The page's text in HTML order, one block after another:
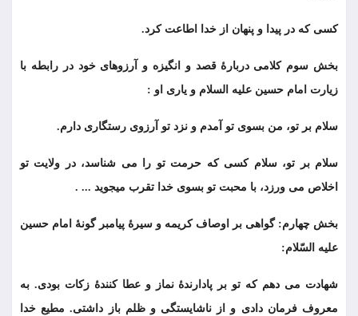
کسی که در پیدا و پنهان از خدا اطاعت کرد.
بخش سوم کلامی دربارۀ قصد و انگیزه و آرزوهای خود در رابطه با
زیارت امام حسین علیه السلام و یاری او :
سلام بر تو، من بسوی تو آمدم و نزد تو آرزوی رستگاری دارم.
سلام بر تو، سلام کسی که حرمت تو را می شناسد، در ولایت تو
اخلاص می ورزد، با محبت تو بسوی خدا تقرب میجوید ... .
بخش چهارم: گواهی بر اوصاف کریمه و سیرۀ پیامبر گونۀ امام حسین
علیه السّلام:
شهادت می دهم که تو بر پادارندۀ نماز و عطا کنندۀ زکات بودی. به
معروف فرمان دادی و از ناشایستگی و ظلم باز داشتی. مطیع خدا